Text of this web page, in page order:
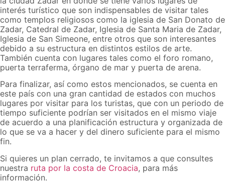
interés turístico que son indispensables de visitar tales
como templos religiosos como la iglesia de San Donato de
Zadar, Catedral de Zadar, Iglesia de Santa Maria de Zadar,
Iglesia de San Simeone, entre otros que son interesantes
debido a su estructura en distintos estilos de arte.
También cuenta con lugares tales como el foro romano,
puerta terraferma, órgano de mar y puerta de arena.
Para finalizar, así como estos mencionados, se cuenta en
este país con una gran cantidad de estados con muchos
lugares por visitar para los turistas, que con un periodo de
tiempo suficiente podrían ser visitados en el mismo viaje
de acuerdo a una planificación estructura y organizada de
lo que se va a hacer y del dinero suficiente para el mismo
fin.
Si quieres un plan cerrado, te invitamos a que consultes
nuestra ruta por la costa de Croacia, para más
información.